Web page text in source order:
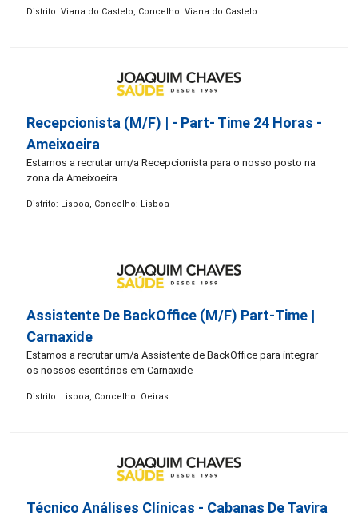
Distrito: Viana do Castelo, Concelho: Viana do Castelo
Recepcionista (M/F) | - Part- Time 24 Horas -
Ameixoeira
Estamos a recrutar um/a Recepcionista para o nosso posto na
zona da Ameixoeira
Distrito: Lisboa, Concelho: Lisboa
Assistente De BackOffice (M/F) Part-Time |
Carnaxide
Estamos a recrutar um/a Assistente de BackOffice para integrar
os nossos escritórios em Carnaxide
Distrito: Lisboa, Concelho: Oeiras
Técnico Análises Clínicas - Cabanas De Tavira